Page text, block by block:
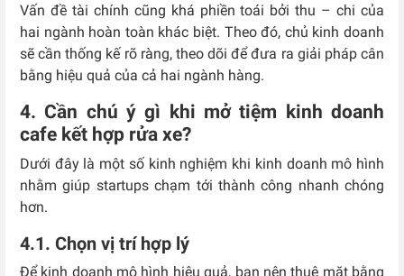
Vấn đề tài chính cũng khá phiền toái bởi thu – chi của
hai ngành hoàn toàn khác biệt. Theo đó, chủ kinh doanh
sẽ cần thống kế rõ ràng, theo dõi để đưa ra giải pháp cân
bằng hiệu quả của cả hai ngành hàng.
4. Cần chú ý gì khi mở tiệm kinh doanh
cafe kết hợp rửa xe?
Dưới đây là một số kinh nghiệm khi kinh doanh mô hình
nhằm giúp startups chạm tới thành công nhanh chóng
hơn.
4.1. Chọn vị trí hợp lý
Để kinh doanh mô hình hiệu quả, bạn nên thuê mặt bằng